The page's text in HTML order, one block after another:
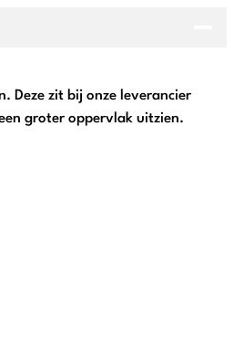
Deze zit bij onze leverancier
groter oppervlak uitzien.